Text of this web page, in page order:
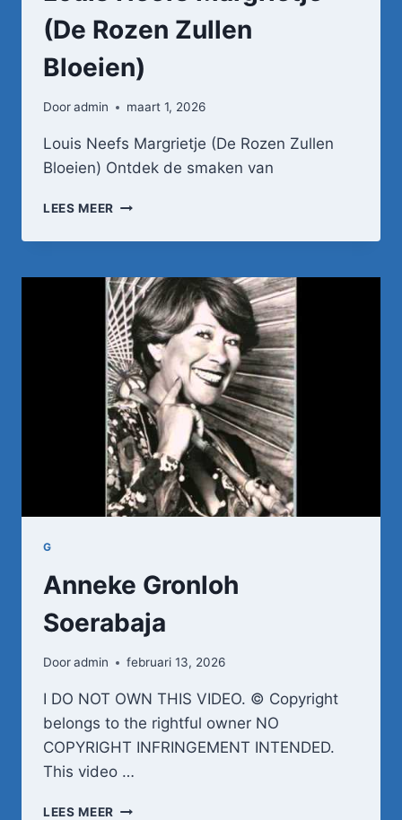
(De Rozen Zullen
Bloeien)
Dooradmin maart 1, 2026
Louis Neefs Margrietje (De Rozen Zullen
Bloeien) Ontdek de smaken van
LEES MEER LOUIS
MARGRIETJE
ROZEN
ZULLEN
BLOEIEN)
G
Anneke Gronloh
Soerabaja
Dooradmin februari 13, 2026
I DO NOT OWN THIS VIDEO. © Copyright
belongs to the rightful owner NO
COPYRIGHT INFRINGEMENT INTENDED.
This video …
LEES MEER ANNEKE